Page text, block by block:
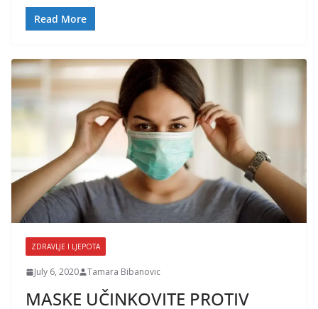
Read More
ZDRAVLJE I LJEPOTA
July 6, 2020 Tamara Bibanovic
MASKE UČINKOVITE PROTIV